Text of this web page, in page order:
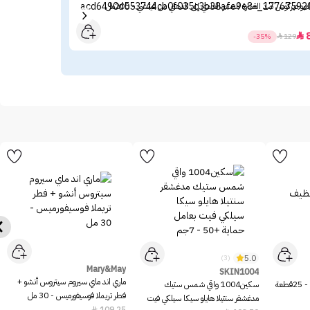
ديركوس ضد القشرة للشعر العادي إلى الدهني من فيتشي - 200مل

129

-35%
5.0
(3)
SKIN1004
سكين1004 واقي شمس ستيك
مدغشقر سنتيلا هايلو سيكا سيلكي فيت
Mary&May
ماري اند ماي سيروم سيتروس أنشو +
فطر تريملا فوسيفورميس - 30 مل